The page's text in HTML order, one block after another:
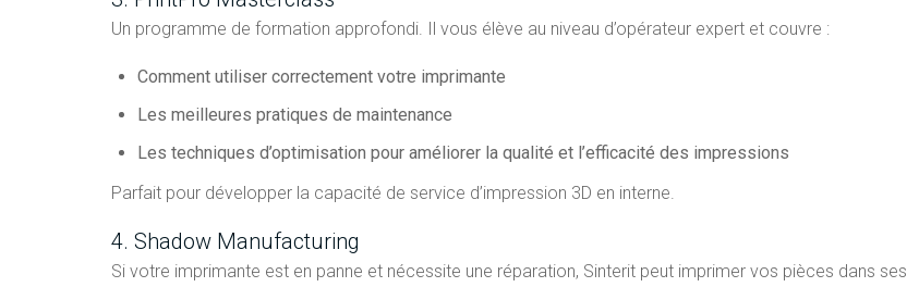
Un programme de formation approfondi. Il vous élève au niveau d’opérateur expert et couvre :
Comment utiliser correctement votre imprimante
Les meilleures pratiques de maintenance
Les techniques d’optimisation pour améliorer la qualité et l’efficacité des impressions
Parfait pour développer la capacité de service d’impression 3D en interne.
4. Shadow Manufacturing
Si votre imprimante est en panne et nécessite une réparation, Sinterit peut imprimer vos pièces dans ses